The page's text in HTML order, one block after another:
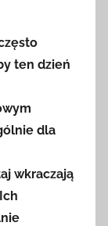
ten dzień
dla
wkraczają